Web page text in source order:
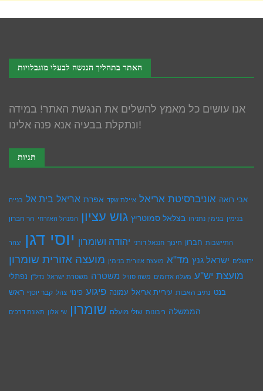
האתר בתהליך הנגשה לבעלי מוגבלויות
אנו עושים כל מאמץ להשלים את הנגשת האתר! במידה
ונתקלת בבעיה אנא פנה אלינו!
תגיות
אבי רואה אוניברסיטת אריאל איילת שקד אפרת אריאל בית אל בנייה
בנימין בנימין נתניהו בצלאל סמוטריץ גוש עציון המנהל האזרחי הר חברון
התיישבות חברון חינוך חננאל דורני יהודה ושומרון יוסי דגן יצהר
ירושלים ישראל גנץ מד"א מועצה אזורית בנימין מועצה אזורית שומרון
מועצת יש''ע מעלה אדומים משה סוויל משטרה משטרת ישראל נדל''ן נפתלי
בנט נתיב האבות עיריית אריאל עמונה פיגוע פינוי צהל קבר יוסף ראש
הממשלה ריבונות שולי מועלם שומרון שי אלון תאונת דרכים